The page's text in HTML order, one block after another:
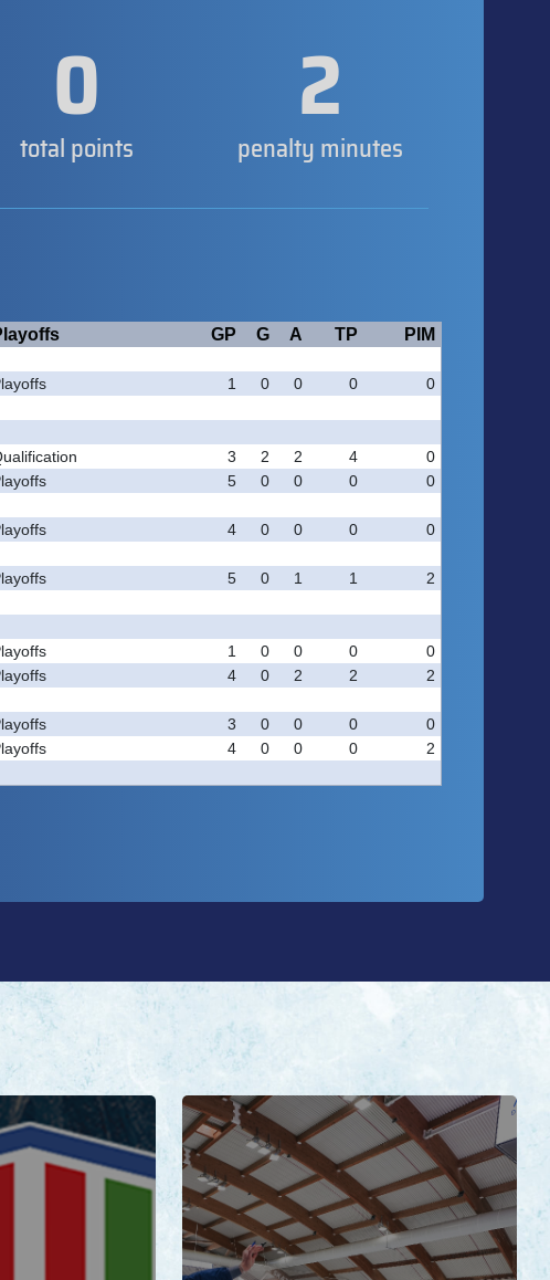
0
total points 2
penalty minutes